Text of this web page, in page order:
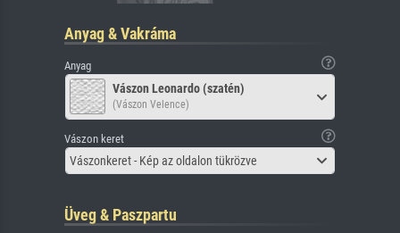
Anyag & Vakráma
Anyag
Vászon Leonardo (szatén)
(Vászon Velence)
Vászon keret
Vászonkeret - Kép az oldalon tükrözve
Üveg & Paszpartu